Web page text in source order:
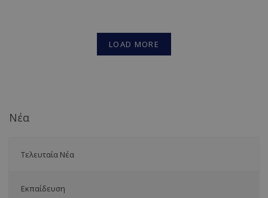
LOAD MORE
Νέα
Τελευταία Νέα
Εκπαίδευση